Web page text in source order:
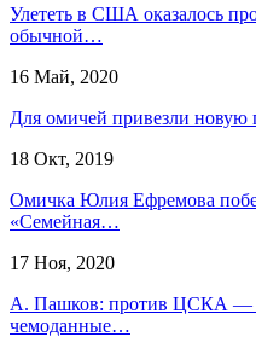
Улететь в США оказалось
обычной…
16 Май, 2020
Для омичей привезли
18 Окт, 2019
Омичка Юлия Ефремова
«Семейная…
17 Ноя, 2020
А. Пашков: против ЦСКА —
чемоданные…